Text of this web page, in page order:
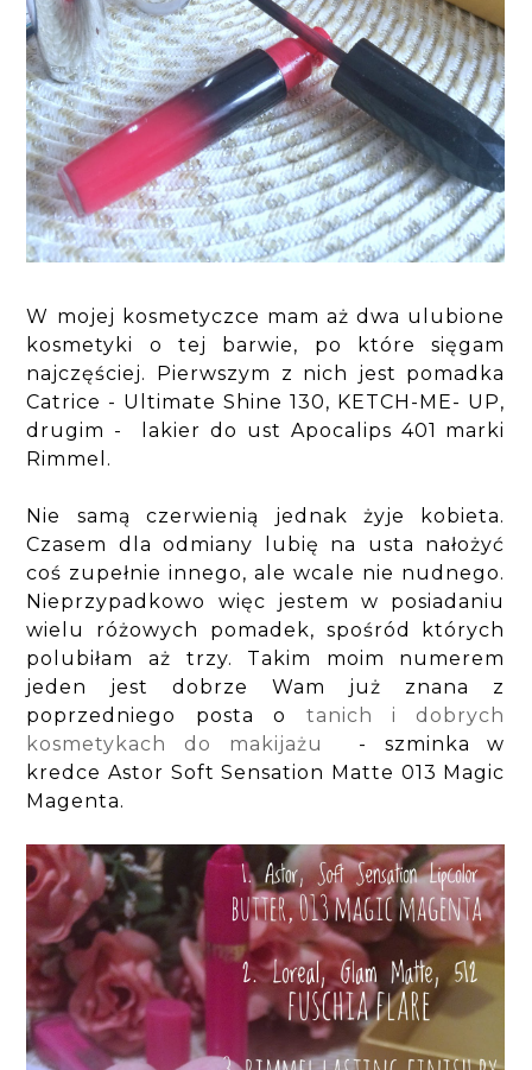
W mojej kosmetyczce mam aż dwa ulubione
kosmetyki o tej barwie, po które sięgam
najczęściej. Pierwszym z nich jest pomadka
Catrice - Ultimate Shine 130, KETCH-ME- UP,
drugim - lakier do ust Apocalips 401 marki
Rimmel.
Nie samą czerwienią jednak żyje kobieta.
Czasem dla odmiany lubię na usta nałożyć
coś zupełnie innego, ale wcale nie nudnego.
Nieprzypadkowo więc jestem w posiadaniu
wielu różowych pomadek, spośród których
polubiłam aż trzy. Takim moim numerem
jeden jest dobrze Wam już znana z
poprzedniego posta o tanich i dobrych
kosmetykach do makijażu
- szminka w
kredce Astor Soft Sensation Matte 013 Magic
Magenta.